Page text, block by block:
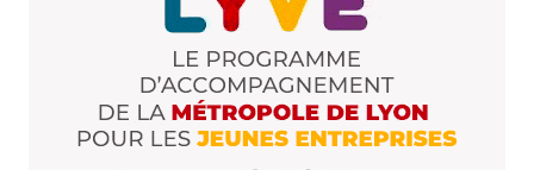
Enregistrer mon nom, mon e-mail et mon site dans le